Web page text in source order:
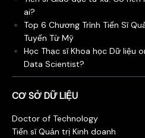
ai?
Top 6 Chương Trình Tiến Sĩ
Tuyến Từ Mỹ
Học Thạc sĩ Khoa học Dữ liệu
Data Scientist?
CƠ SỞ DỮ LIỆU
Doctor of Technology
Tiến sĩ Quản trị Kinh doanh